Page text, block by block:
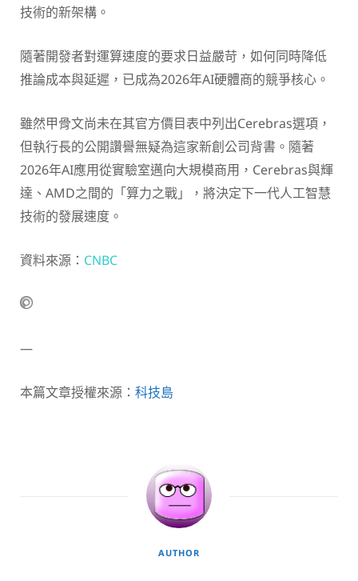
技術的新架構。
隨著開發者對運算速度的要求日益嚴苛，如何同時降低
推論成本與延遲，已成為2026年AI硬體商的競爭核心。
雖然甲骨文尚未在其官方價目表中列出Cerebras選項，
但執行長的公開讚譽無疑為這家新創公司背書。隨著
2026年AI應用從實驗室邁向大規模商用，Cerebras與輝
達、AMD之間的「算力之戰」，將決定下一代人工智慧
技術的發展速度。
資料來源： CNBC
—
本篇文章授權來源： 科技島
AUTHOR